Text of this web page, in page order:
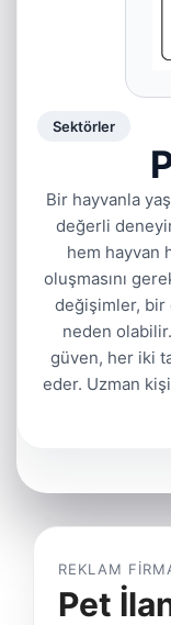
Sektörler
Bir hayvanla
değerli
hem hayvan
oluşmasını
değişimler, bir
neden
güven, her iki
eder. Uzman
REKLAM
Pet